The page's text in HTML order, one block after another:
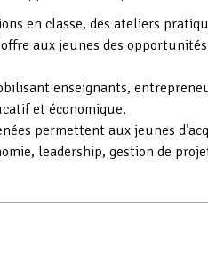
en classe, des ateliers
offre aux jeunes des
enseignants,
et économique.
permettent aux jeunes
leadership, gestion de